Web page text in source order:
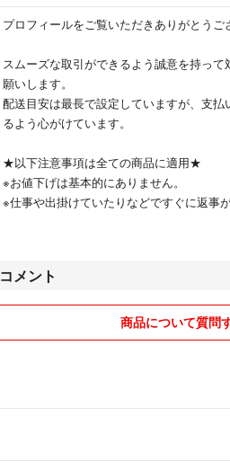
プロフィールをご覧いただきありがとうご
スムーズな取引ができるよう誠意を持っ
願いします。
配送目安は最長で設定していますが、支
るよう心がけています。
★以下注意事項は全ての商品に適用★
※お値下げは基本的にありません。
※仕事や出掛けていたりなどですぐに返事
※出品物はすべて自宅保管です。
※喫煙者なし。猫を飼っていますが商品保
※コメントやり取り中でも即購入の方が優
る場合があります。開けにくいのは対策で
コメント
商品について質問